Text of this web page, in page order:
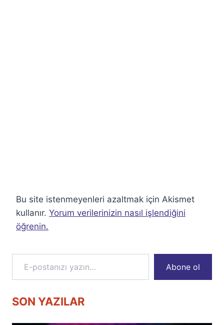
Bu site istenmeyenleri azaltmak için Akismet
kullanır. Yorum verilerinizin nasıl işlendiğini
öğrenin.
E-postanızı yazın…
Abone ol
SON YAZILAR